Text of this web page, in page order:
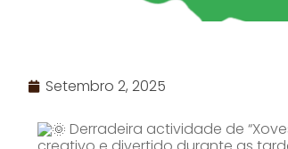
Setembro 2, 2025
Derradeira actividade de